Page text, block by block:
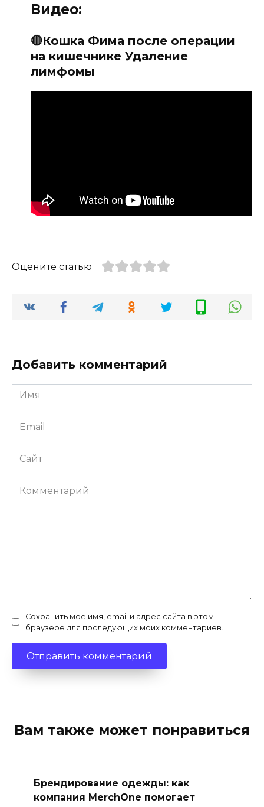
Видео:
🔴Кошка Фима после операции
на кишечнике Удаление
лимфомы
Оцените статью
Добавить комментарий
Имя
*
Email
*
Сайт
Комментарий
Сохранить моё имя, email и адрес сайта в этом
браузере для последующих моих комментариев.
Вам также может понравиться
Брендирование одежды: как
компания MerchOne помогает